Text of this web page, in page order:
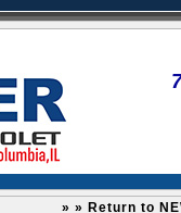
» » Return to